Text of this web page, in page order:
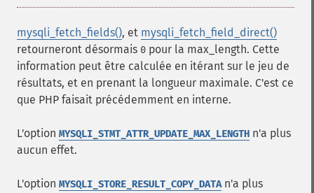
mysqli_fetch_fields(), et mysqli_fetch_field_direct()
retourneront désormais 0 pour la max_length. Cette
information peut être calculée en itérant sur le jeu de
résultats, et en prenant la longueur maximale. C'est ce
que PHP faisait précédemment en interne.
L'option MYSQLI_STMT_ATTR_UPDATE_MAX_LENGTH n'a plus
aucun effet.
L'option MYSQLI_STORE_RESULT_COPY_DATAn'a plus